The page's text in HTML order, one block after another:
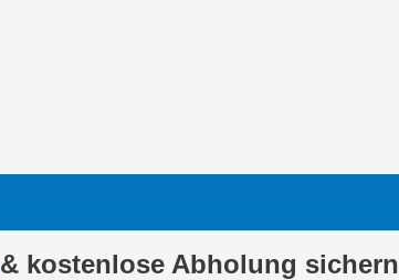
& kostenlose Abholung sichern